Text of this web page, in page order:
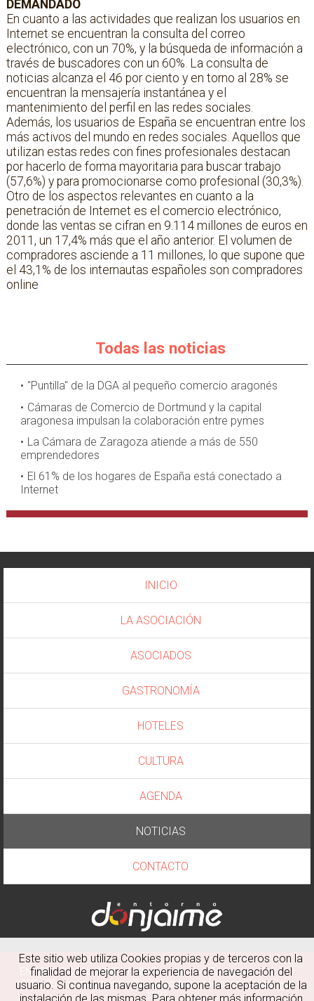
DEMANDADO
En cuanto a las actividades que realizan los usuarios en
Internet se encuentran la consulta del correo
electrónico, con un 70%, y la búsqueda de información a
través de buscadores con un 60%. La consulta de
noticias alcanza el 46 por ciento y en torno al 28% se
encuentran la mensajería instantánea y el
mantenimiento del perfil en las redes sociales.
Además, los usuarios de España se encuentran entre los
más activos del mundo en redes sociales. Aquellos que
utilizan estas redes con fines profesionales destacan
por hacerlo de forma mayoritaria para buscar trabajo
(57,6%) y para promocionarse como profesional (30,3%).
Otro de los aspectos relevantes en cuanto a la
penetración de Internet es el comercio electrónico,
donde las ventas se cifran en 9.114 millones de euros en
2011, un 17,4% más que el año anterior. El volumen de
compradores asciende a 11 millones, lo que supone que
el 43,1% de los internautas españoles son compradores
online
Todas las noticias
"Puntilla" de la DGA al pequeño comercio aragonés
Cámaras de Comercio de Dortmund y la capital
aragonesa impulsan la colaboración entre pymes
La Cámara de Zaragoza atiende a más de 550
emprendedores
El 61% de los hogares de España está conectado a
Internet
INICIO
LA ASOCIACIÓN
ASOCIADOS
GASTRONOMÍA
HOTELES
CULTURA
AGENDA
NOTICIAS
CONTACTO
ENTORNO DON JAIME · Calle Don Jaime I, Zaragoza · Tel. 610
228 405 ·comunicacion@entornodonjaime.com·Aviso lega
1831
Este sitio web utiliza Cookies propias y de terceros con la
finalidad de mejorar la experiencia de navegación del
usuario. Si continua navegando, supone la aceptación de la